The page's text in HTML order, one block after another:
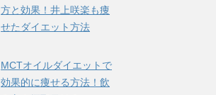
方と効果！井上咲楽も痩
せたダイエット方法
MCTオイルダイエットで
効果的に痩せる方法！飲